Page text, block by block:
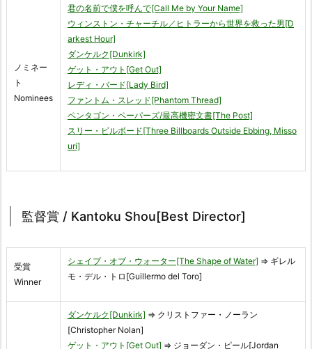
ノミネー
ト
Nominees
君の名前で僕を呼んで[Call Me by Your Name]
ウィンストン・チャーチル／ヒトラーから世界を救った男[D
arkest Hour]
ダンケルク[Dunkirk]
ゲット・アウト[Get Out]
レディ・バード[Lady Bird]
ファントム・スレッド[Phantom Thread]
ペンタゴン・ペーパーズ/最高機密文書[The Post]
スリー・ビルボード[Three Billboards Outside Ebbing, Misso
uri]
監督賞 / Kantoku Shou[Best Director]
受賞
Winner
シェイプ・オブ・ウォーター[The Shape of Water] ⇒ ギレル
モ・デル・トロ[Guillermo del Toro]
ダンケルク[Dunkirk] ⇒ クリストファー・ノーラン
[Christopher Nolan]
ゲット・アウト[Get Out] ⇒ ジョーダン・ピール[Jordan